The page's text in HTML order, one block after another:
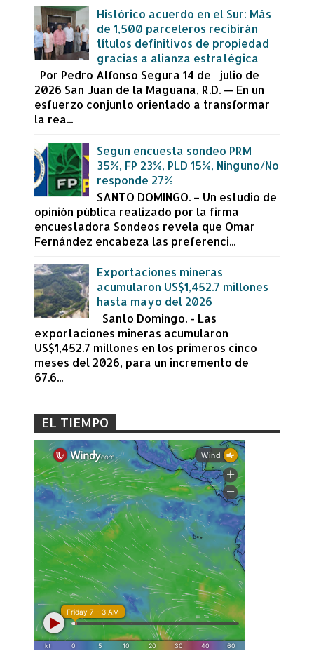
Histórico acuerdo en el Sur: Más
de 1,500 parceleros recibirán
títulos definitivos de propiedad
gracias a alianza estratégica
Por Pedro Alfonso Segura 14 de julio de
2026 San Juan de la Maguana, R.D. — En un
esfuerzo conjunto orientado a transformar
la rea...
Segun encuesta sondeo PRM
35%, FP 23%, PLD 15%, Ninguno/No
responde 27%
SANTO DOMINGO. – Un estudio de
opinión pública realizado por la firma
encuestadora Sondeos revela que Omar
Fernández encabeza las preferenci...
Exportaciones mineras
acumularon US$1,452.7 millones
hasta mayo del 2026
Santo Domingo. - Las
exportaciones mineras acumularon
US$1,452.7 millones en los primeros cinco
meses del 2026, para un incremento de
67.6...
EL TIEMPO